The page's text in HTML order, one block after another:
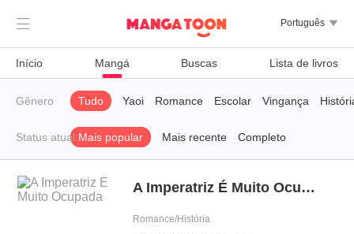
 Português 
Início Mangá Buscas Lista de livros
Gênero Tudo Yaoi Romance Escolar Vingança
Status atual Mais popular Mais recente Completo
A Imperatriz É Muito Ocupada
Romance/História